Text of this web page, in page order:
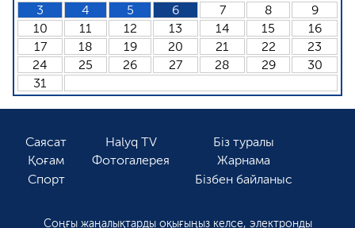
3
4 5 6 7 8
9
10
11 12 13 14 15
16
17
18 19 20 21 22
23
24
25 26 27 28 29
30
31
Саясат
Қоғам
Спорт
Halyq TV
Фотогалерея
Біз туралы
Жарнама
Бізбен байланыс
Соңғы жаңалықтарды оқығыңыз келсе, электронды